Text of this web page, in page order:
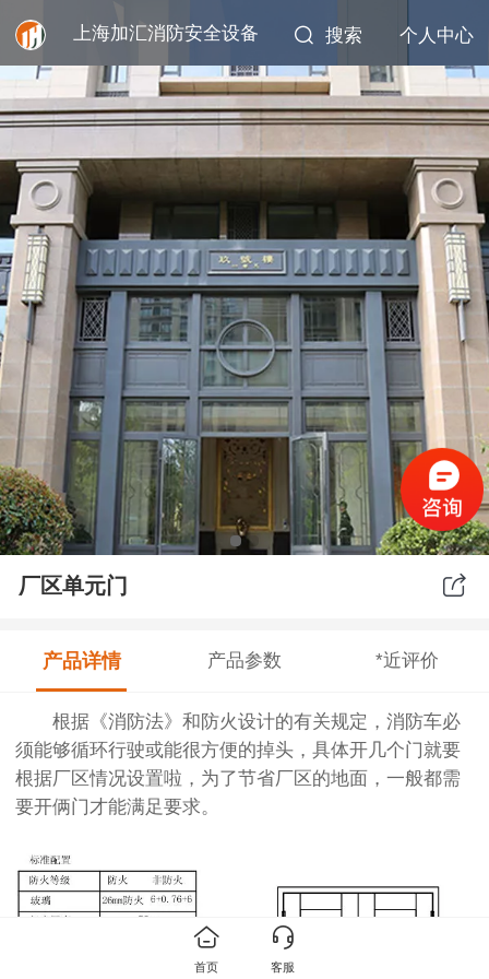
上海加汇消防安全设备 搜索 个人中心
厂区单元门
产品详情 产品参数 *近评价
根据《消防法》和防火设计的有关规定，消防车必
须能够循环行驶或能很方便的掉头，具体开几个门就要
根据厂区情况设置啦，为了节省厂区的地面，一般都需
要开俩门才能满足要求。
首页 客服